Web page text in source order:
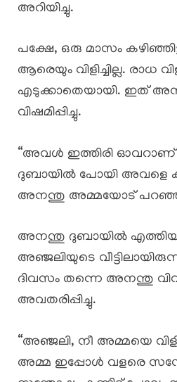
അറിയിച്ചു.
പക്ഷേ, ഒരു മാസം
ആരെയും വിളിച്ചില്ല.
എടുക്കാതെയായി. ഇത്
വിഷമിപ്പിച്ചു.
“അവൾ ഇത്തിരി
ദുബായിൽ പോയി അവളെ
അനന്തു അമ്മയോട്
അനന്തു ദുബായിൽ
അഞ്ജലിയുടെ
ദിവസം തന്നെ അനന്തു
അവതരിപ്പിച്ചു.
“അഞ്ജലി, നീ അമ്മയെ
അമ്മ ഇപ്പോൾ വളരെ